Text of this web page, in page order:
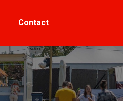
Contact